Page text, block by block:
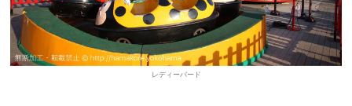
レディーバード